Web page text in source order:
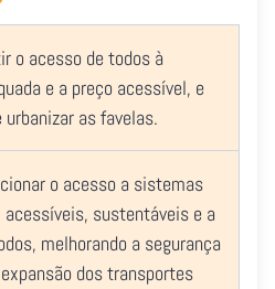
o acesso de todos à
e a preço acessível, e
as favelas.
o acesso a sistemas
sustentáveis e a
melhorando a segurança
dos transportes